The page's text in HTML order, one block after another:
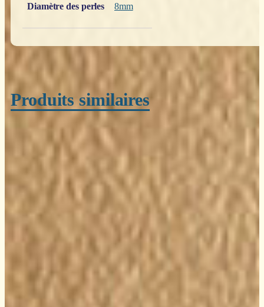
Diamètre des perles 8mm
Produits similaires